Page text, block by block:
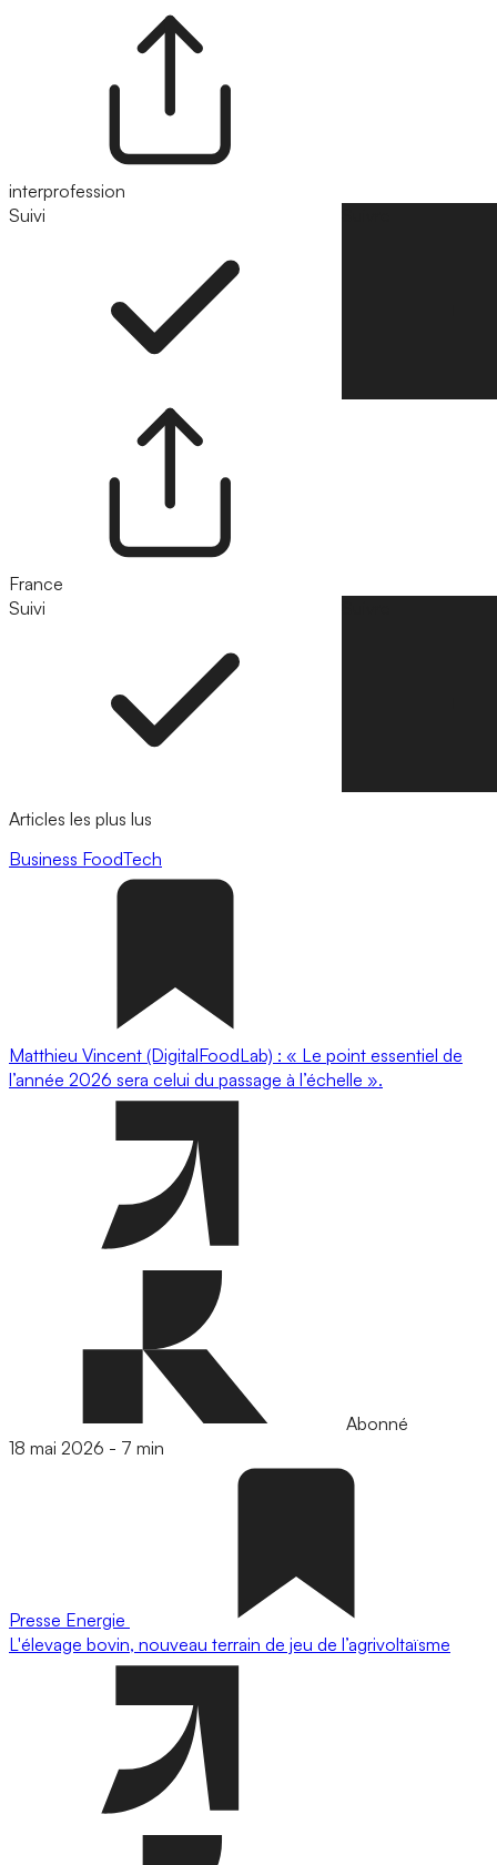
interprofession
Suivi
France
Suivi
Articles les plus lus
Business FoodTech
Matthieu Vincent (DigitalFoodLab) : « Le point essentiel de
l’année 2026 sera celui du passage à l’échelle ».
Abonné
18 mai 2026 - 7 min
Presse Energie
L'élevage bovin, nouveau terrain de jeu de l’agrivoltaïsme